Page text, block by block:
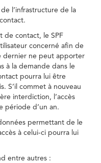
l’infrastructure de la
de contact, le SPF
concerné afin de
dernier ne peut apporter
à la demande dans le
pourra lui être
S’il commet à nouveau
interdiction, l’accès
période d’un an.
permettant de le
à celui-ci pourra lui
entre autres :